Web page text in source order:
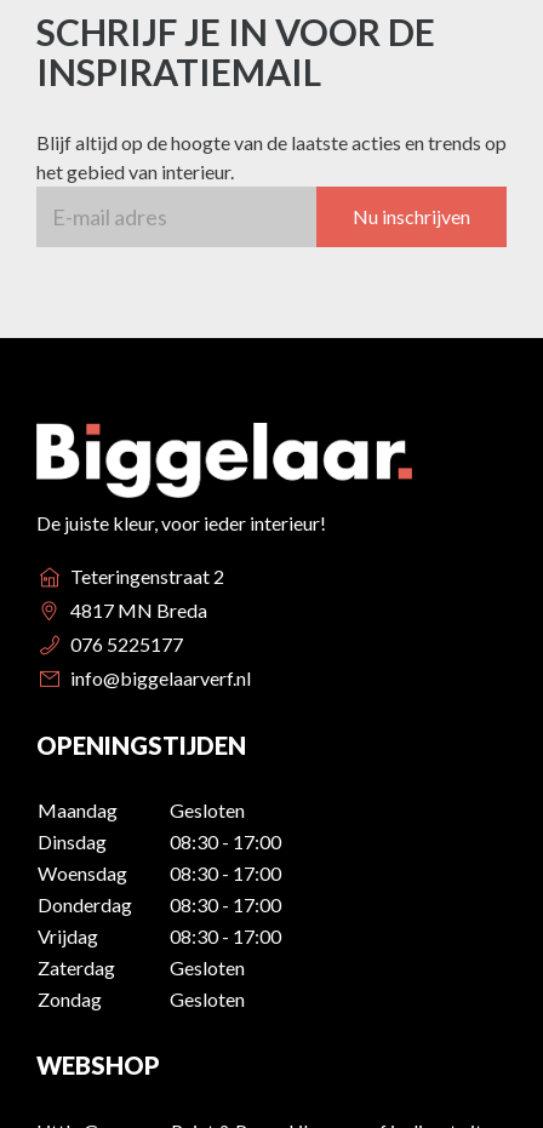
SCHRIJF JE IN VOOR DE
INSPIRATIEMAIL
Blijf altijd op de hoogte van de laatste acties en trends op
het gebied van interieur.
Nu inschrijven
De juiste kleur, voor ieder interieur!
Teteringenstraat 2
4817 MN Breda
076 5225177
info@biggelaarverf.nl
OPENINGSTIJDEN
Maandag
Gesloten
Dinsdag
08:30 - 17:00
Woensdag
08:30 - 17:00
Donderdag
08:30 - 17:00
Vrijdag
08:30 - 17:00
Zaterdag
Gesloten
Zondag
Gesloten
WEBSHOP